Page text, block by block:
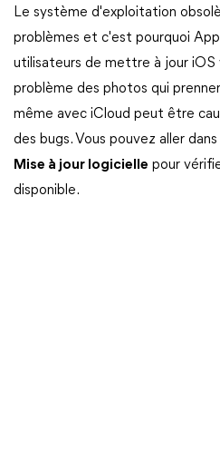
Le système d'exploitation
problèmes et c'est pourquoi
utilisateurs de mettre à jour iOS
problème des photos qui
même avec iCloud peut être
des bugs. Vous pouvez aller dans
Mise à jour logicielle pour
disponible.